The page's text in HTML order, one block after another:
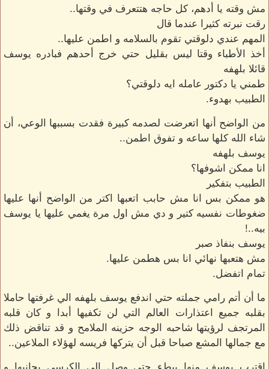
مش وقته يا أدهم، كل حاجه هتتعرف في وقتها..
رقت نبرته كثيرا عندما قال
المهم عندي دلوقتي تقوم بالسلامه و اطمن عليها..
أخذ الأطباء وقتا ليس بقليل حتي خرج أحدهم فبادره يوسف
قائلا بلهفه
طمني يا دكتور عامله ايه دلوقتي؟
الطبيب بهدوء.
من الواضح أنها اتعرضت لصدمه كبيرة فقدت بسببها الوعي، أن
شاء الله كلها ساعه و تفوق اطمن..
يوسف بلهفه
انا ممكن اشوفها؟
الطبيب بتفكير
هو ممكن بس انا مش حابب اتعبها اكتر من الواضح أنها عليها
ضغوطات نفسيه كتير و دي مش اول مرة يغمي عليها يا يوسف
بيه..!
يوسف بنفاذ صبر
مش هتعبها نهائي انا بس هطمن عليها.
تمام اتفضل.
ما أن أتم رامي جملته حتي اندفع يوسف بلهفه الي غرفتها حاملا
بقلبه جميع اعتذارات العالم التي لن تكفيها أبدا و كان قلبه
المرتجف لرؤيتها شاحبه الوجه حزينه الملامح و قد تناقض ذلك
مع جمالها المشع صباحا قبل أن يتركها فريسه لهؤلاء الملاعين..